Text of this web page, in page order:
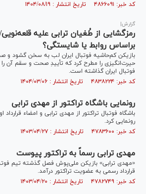
کد خبر: ۴۸۶۶۰۹۱ تاریخ انتشار : ۱۴۰۴/۰۸/۱۹
گزارش|
رمزگشایی از طُغیان ترابی علیه
براساس روابط یا شایستگی؟
بازیکن کم‌حاشیه فوتبال ایران لب به سخن گشود و
حیرت‌انگیزی را مطرح کرد که تأییدِ صحت و سقم آن را
فوتبال ایران گذاشته است.
کد خبر: ۴۸۳۸۲۲۴ تاریخ انتشار : ۱۴۰۴/۰۳/۰۶
رونمایی باشگاه تراکتور از مهدی ترابی
باشگاه فوتبال تراکتور از مهدی ترابی و امضاء
رونمایی کرد.
کد خبر: ۴۷۸۳۶۰۰ تاریخ انتشار : ۱۴۰۳/۰۴/۲۷
مهدی ترابی رسماً به تراکتور پیوست
«مهدی ترابی» بازیکن ملی‌پوش فصل گذشته تیم
قرارداد رسمی به عضویت تراکتور درآمد.
کد خبر: ۴۷۸۲۷۴۹ تاریخ انتشار : ۱۴۰۳/۰۴/۲۰